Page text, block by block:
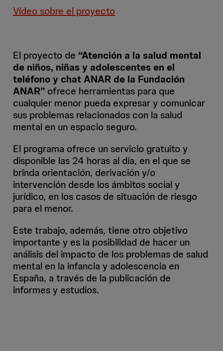
Vídeo sobre el proyecto
El proyecto de “Atención a la salud mental
de niños, niñas y adolescentes en el
teléfono y chat ANAR de la Fundación
ANAR” ofrece herramientas para que
cualquier menor pueda expresar y comunicar
sus problemas relacionados con la salud
mental en un espacio seguro.
El programa ofrece un servicio gratuito y
disponible las 24 horas al día, en el que se
brinda orientación, derivación y/o
intervención desde los ámbitos social y
jurídico, en los casos de situación de riesgo
para el menor.
Este trabajo, además, tiene otro objetivo
importante y es la posibilidad de hacer un
análisis del impacto de los problemas de salud
mental en la infancia y adolescencia en
España, a través de la publicación de
informes y estudios.